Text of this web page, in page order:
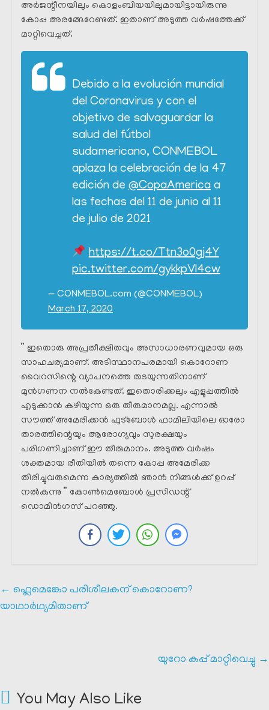
അർജന്റീനയിലും കൊളംബിയയിലുമായിട്ടായിരുന്നു
കോപ്പ അരങ്ങേറേണ്ടത്. ഇതാണ് അടുത്ത വർഷത്തേക്ക്
മാറ്റിവെച്ചത്.
Debido a la evolución mundial
del Coronavirus y con el
objetivo de salvaguardar la
salud del fútbol
sudamericano, CONMEBOL
aplaza la celebración de la 47
edición de @CopaAmerica a
las fechas del 11 de junio al 11
de julio de 2021
https://t.co/Ttn3o0gj4Y
pic.twitter.com/gykkpVl4cw
— CONMEBOL.com (@CONMEBOL)
March 17, 2020
” ഇതൊരു അപ്രതീക്ഷിതവും അസാധാരണവുമായ ഒരു
സാഹചര്യമാണ്. അടിസ്ഥാനപരമായി കൊറോണ
വൈറസിന്റെ വ്യാപനത്തെ തടയുന്നതിനാണ്
മുൻഗണന നൽകേണ്ടത്. ഇതൊരിക്കലും എളുപ്പത്തിൽ
എടുക്കാൻ കഴിയുന്ന ഒരു തീരുമാനമല്ല. എന്നാൽ
സൗത്ത് അമേരിക്കൻ ഫുട്ബോൾ ഫാമിലിയിലെ ഓരോ
താരത്തിന്റെയും ആരോഗ്യവും സുരക്ഷയും
പരിഗണിച്ചാണ് ഈ തീരുമാനം. അടുത്ത വർഷം
ശക്തമായ രീതിയിൽ തന്നെ കോപ്പ അമേരിക്ക
തിരിച്ചുവരുമെന്ന കാര്യത്തിൽ ഞാൻ നിങ്ങൾക്ക് ഉറപ്പ്
നൽകുന്നു ” കോൺമെബോൾ പ്രസിഡന്റ്‌
ഡൊമിൻഗസ് പറഞ്ഞു.
← ഫ്ലെമെങ്കോ പരിശീലകന് കൊറോണ?
യാഥാർഥ്യമിതാണ്
യുറോ കപ്പ് മാറ്റിവെച്ചു →
You May Also Like